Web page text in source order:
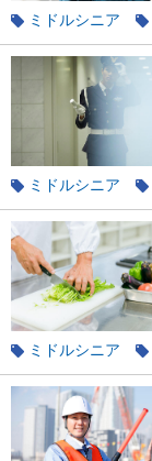
ミドルシニア
ビルメンテナンス
ミドルシニア
ミドルシニア
正社員